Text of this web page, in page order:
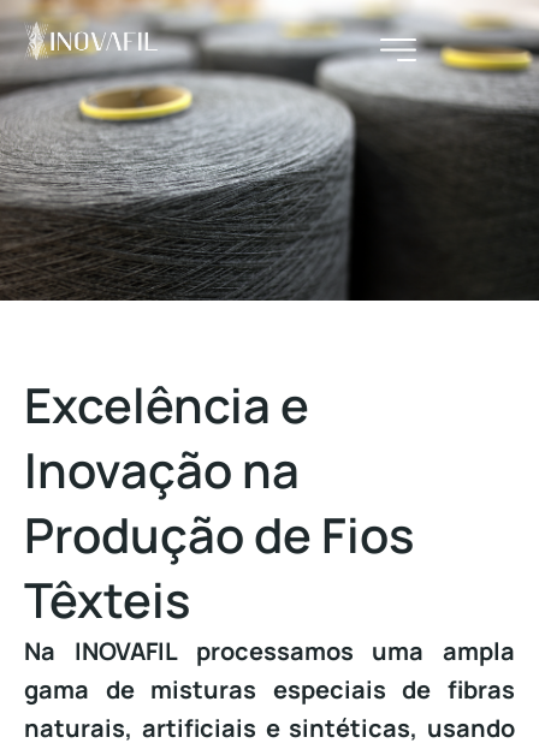
Excelência e
Inovação na
Produção de Fios
Têxteis
Na INOVAFIL processamos uma ampla
gama de misturas especiais de fibras
naturais, artificiais e sintéticas, usando